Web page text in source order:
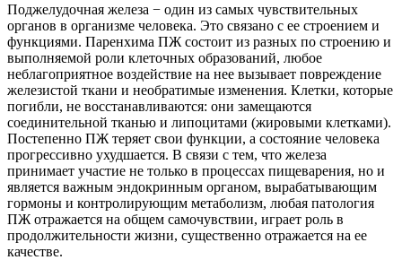
Поджелудочная железа − один из самых чувствительных
органов в организме человека. Это связано с ее строением и
функциями. Паренхима ПЖ состоит из разных по строению и
выполняемой роли клеточных образований, любое
неблагоприятное воздействие на нее вызывает повреждение
железистой ткани и необратимые изменения. Клетки, которые
погибли, не восстанавливаются: они замещаются
соединительной тканью и липоцитами (жировыми клетками).
Постепенно ПЖ теряет свои функции, а состояние человека
прогрессивно ухудшается. В связи с тем, что железа
принимает участие не только в процессах пищеварения, но и
является важным эндокринным органом, вырабатывающим
гормоны и контролирующим метаболизм, любая патология
ПЖ отражается на общем самочувствии, играет роль в
продолжительности жизни, существенно отражается на ее
качестве.